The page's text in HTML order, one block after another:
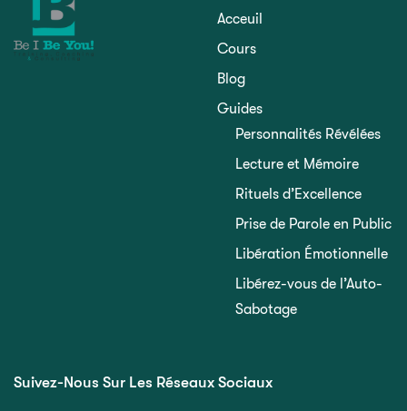
Acceuil
Cours
Blog
Guides
Personnalités Révélées
Lecture et Mémoire
Rituels d’Excellence
Prise de Parole en Public
Libération Émotionnelle
Libérez-vous de l’Auto-
Sabotage
Suivez-Nous Sur Les Réseaux Sociaux